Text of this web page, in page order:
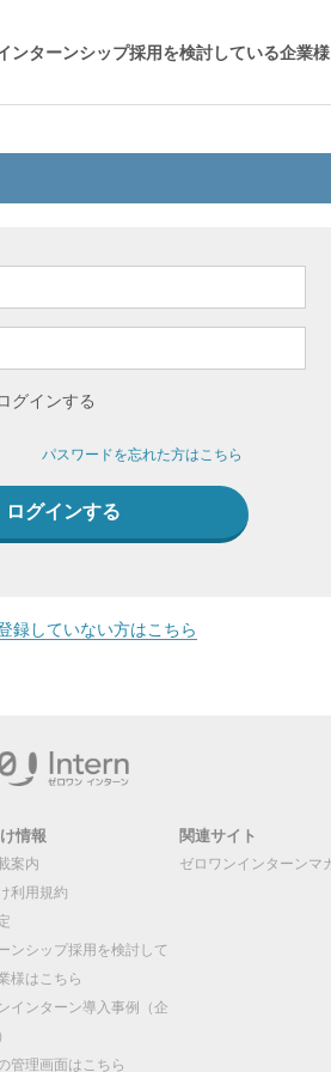
ンターンシップ採用を検討している企業
グインする
パスワードを忘れた方はこちら
録していない方はこちら
情報
案内
利用規約
ンシップ採用を検討して
様はこちら
インターン導入事例（企
管理画面はこちら
関連サイト
ゼロワンインターンマ